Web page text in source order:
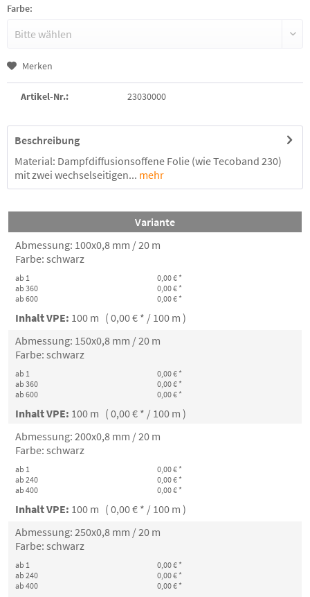
Farbe:
Merken
Artikel-Nr.: 23030000
Beschreibung
Material: Dampfdiffusionsoffene Folie (wie Tecoband 230)
mit zwei wechselseitigen... mehr
Variante
Abmessung: 100x0,8 mm / 20 m
Farbe: schwarz
ab 1
0,00 € *
ab 360
0,00 € *
ab 600
0,00 € *
Inhalt VPE: 100 m ( 0,00 € * / 100 m )
Abmessung: 150x0,8 mm / 20 m
Farbe: schwarz
ab 1
0,00 € *
ab 360
0,00 € *
ab 600
0,00 € *
Inhalt VPE: 100 m ( 0,00 € * / 100 m )
Abmessung: 200x0,8 mm / 20 m
Farbe: schwarz
ab 1
0,00 € *
ab 240
0,00 € *
ab 400
0,00 € *
Inhalt VPE: 100 m ( 0,00 € * / 100 m )
Abmessung: 250x0,8 mm / 20 m
Farbe: schwarz
ab 1
0,00 € *
ab 240
0,00 € *
ab 400
0,00 € *